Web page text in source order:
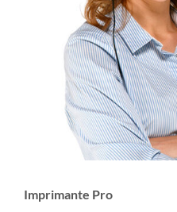
Imprimante Pro